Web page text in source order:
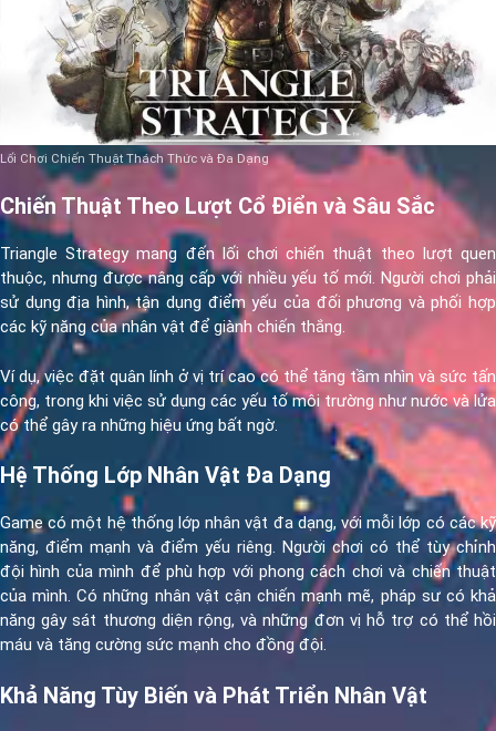
Lối Chơi Chiến Thuật Thách Thức và Đa Dạng
Chiến Thuật Theo Lượt Cổ Điển và Sâu Sắc
Triangle Strategy mang đến lối chơi chiến thuật theo lượt quen
thuộc, nhưng được nâng cấp với nhiều yếu tố mới. Người chơi phải
sử dụng địa hình, tận dụng điểm yếu của đối phương và phối hợp
các kỹ năng của nhân vật để giành chiến thắng.
Ví dụ, việc đặt quân lính ở vị trí cao có thể tăng tầm nhìn và sức tấn
công, trong khi việc sử dụng các yếu tố môi trường như nước và lửa
có thể gây ra những hiệu ứng bất ngờ.
Hệ Thống Lớp Nhân Vật Đa Dạng
Game có một hệ thống lớp nhân vật đa dạng, với mỗi lớp có các kỹ
năng, điểm mạnh và điểm yếu riêng. Người chơi có thể tùy chỉnh
đội hình của mình để phù hợp với phong cách chơi và chiến thuật
của mình. Có những nhân vật cận chiến mạnh mẽ, pháp sư có khả
năng gây sát thương diện rộng, và những đơn vị hỗ trợ có thể hồi
máu và tăng cường sức mạnh cho đồng đội.
Khả Năng Tùy Biến và Phát Triển Nhân Vật